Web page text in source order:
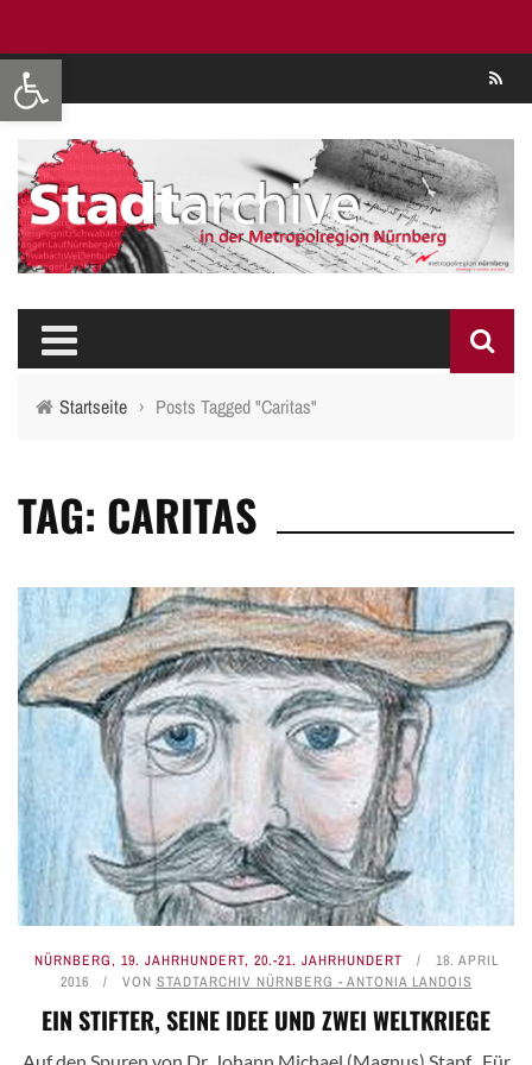
Werkzeugleiste öffnen
Startseite › Posts Tagged "Caritas"
TAG: CARITAS
NÜRNBERG, 19. JAHRHUNDERT, 20.-21. JAHRHUNDERT
18. APRIL
2016
VON STADTARCHIV NÜRNBERG - ANTONIA LANDOIS
EIN STIFTER, SEINE IDEE UND ZWEI WELTKRIEGE
Auf den Spuren von Dr. Johann Michael (Magnus) Stapf „Für